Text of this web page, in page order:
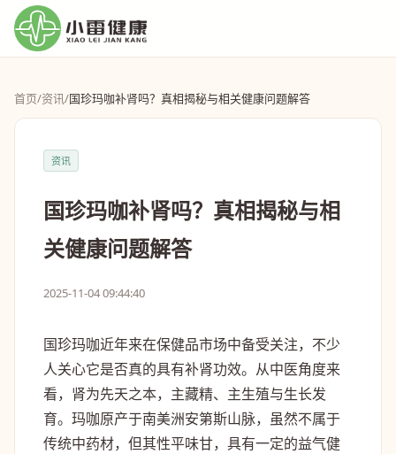
首页/资讯/国珍玛咖补肾吗？真相揭秘与相关健康问题解答
资讯
国珍玛咖补肾吗？真相揭秘与相
关健康问题解答
2025-11-04 09:44:40
国珍玛咖近年来在保健品市场中备受关注，不少
人关心它是否真的具有补肾功效。从中医角度来
看，肾为先天之本，主藏精、主生殖与生长发
育。玛咖原产于南美洲安第斯山脉，虽然不属于
传统中药材，但其性平味甘，具有一定的益气健